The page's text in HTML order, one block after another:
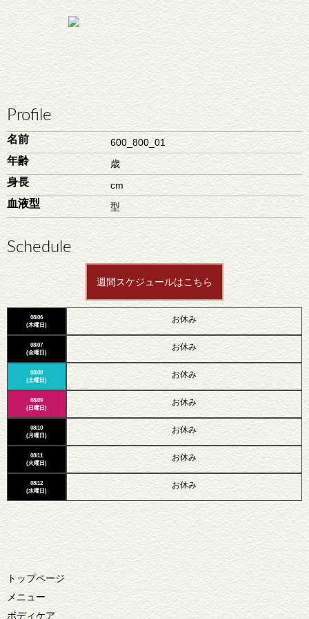
Profile
名前 600_800_01
年齢 歳
身長 cm
血液型 型
Schedule
週間スケジュールはこちら
08/06
(木曜日)
08/07
(金曜日)
08/08
(土曜日)
08/09
(日曜日)
08/10
(月曜日)
08/11
(火曜日)
08/12
(水曜日)
お休み
お休み
お休み
お休み
お休み
お休み
お休み
トップページ
メニュー
ボディケア